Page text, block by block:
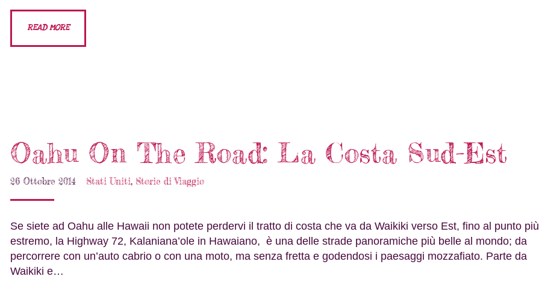
READ MORE
Oahu On The Road: La Costa Sud-Est
26 Ottobre 2014 Stati Uniti, Storie di Viaggio
Se siete ad Oahu alle Hawaii non potete perdervi il tratto di costa che va da Waikiki verso Est, fino al punto più
estremo, la Highway 72, Kalaniana’ole in Hawaiano, è una delle strade panoramiche più belle al mondo; da
percorrere con un’auto cabrio o con una moto, ma senza fretta e godendosi i paesaggi mozzafiato. Parte da
Waikiki e…